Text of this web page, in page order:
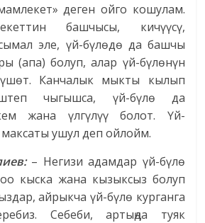
деген ойго кошулам.
башчысы, кичүүсү,
эле, үй-бүлөдө да башчы
(апа) болуп, алар үй-бүлөнүн
Канчалык мыкты кылып
чыгышса, үй-бүлө да
жана үлгүлүү болот. Үй-
максаты ушул деп ойлойм.
– Негизи адамдар үй-бүлө
кыска жана кызыксыз болуп
айрыкча үй-бүлө курганга
Себеби, артыӊда туяк